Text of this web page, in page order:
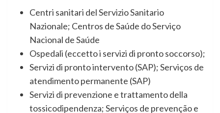
Centri sanitari del Servizio Sanitario
Nazionale; Centros de Saúde do Serviço
Nacional de Saúde
Ospedali (eccetto i servizi di pronto soccorso);
Servizi di pronto intervento (SAP); Serviços de
atendimento permanente (SAP)
Servizi di prevenzione e trattamento della
tossicodipendenza; Serviços de prevenção e